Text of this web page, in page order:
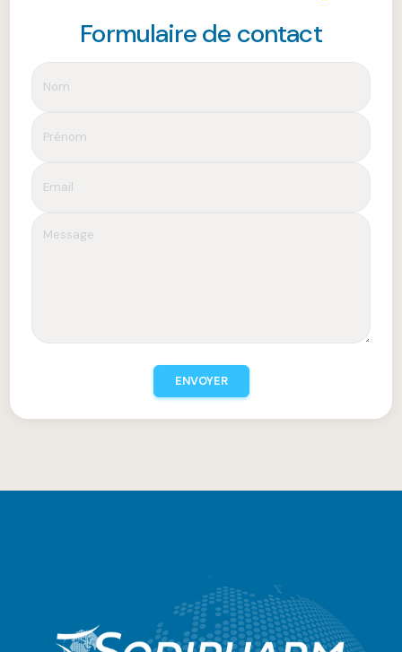
Formulaire de contact
ENVOYER